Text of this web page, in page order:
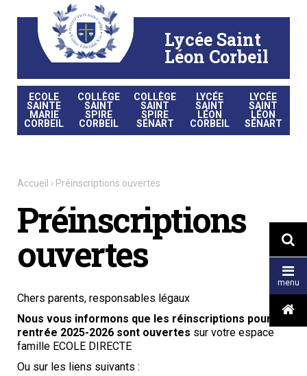
contenu.
Lycée Saint
Léon Corbeil
ECOLE
SAINTE
MARIE
CORBEIL
COLLÈGE
SAINT
SPIRE
CORBEIL
COLLÈGE
SAINT
SPIRE
SÉNART
LYCÉE
SAINT
LÉON
CORBEIL
LYCÉE
SAINT
LÉON
SÉNART


menu

Accueil › Préinscriptions ouvertes
Préinscriptions
ouvertes
Chers parents, responsables légaux
Nous vous informons que les réinscriptions pour la
rentrée 2025-2026 sont ouvertes sur votre espace
famille ECOLE DIRECTE
Ou sur les liens suivants :